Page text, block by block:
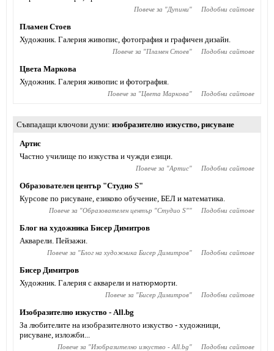
Повече за "Дупини" Подобни сайтове
Пламен Стоев
Художник. Галерия живопис, фотография и графичен дизайн.
Повече за "Пламен Стоев" Подобни сайтове
Цвета Маркова
Художник. Галерия живопис и фотография.
Повече за "Цвета Маркова" Подобни сайтове
Съвпадащи ключови думи изобразително изкуство, рисуване
Артис
Частно училище по изкуства и чужди езици.
Повече за "Артис" Подобни сайтове
Образователен център "Студио S"
Курсове по рисуване, езиково обучение, БЕЛ и математика.
Повече за "Образователен център "Студио S"" Подобни сайтове
Блог на художника Бисер Димитров
Акварели. Пейзажи.
Повече за "Блог на художника Бисер Димитров" Подобни сайтове
Бисер Димитров
Художник. Галерия с акварели и натюрморти.
Повече за "Бисер Димитров" Подобни сайтове
Изобразително изкуство - All.bg
За любителите на изобразителното изкуство - художници,
рисуване, изложби...
Повече за "Изобразително изкуство - All.bg" Подобни сайтове